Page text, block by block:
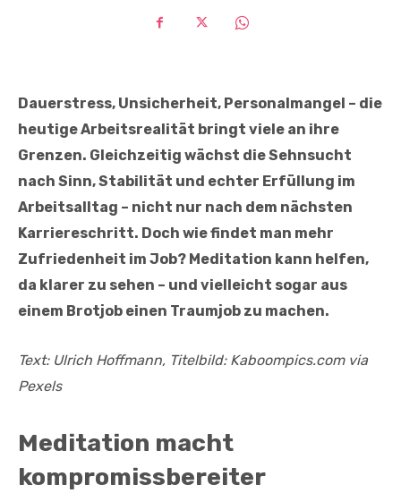
Dauerstress, Unsicherheit, Personalmangel – die
heutige Arbeitsrealität bringt viele an ihre
Grenzen. Gleichzeitig wächst die Sehnsucht
nach Sinn, Stabilität und echter Erfüllung im
Arbeitsalltag – nicht nur nach dem nächsten
Karriereschritt. Doch wie findet man mehr
Zufriedenheit im Job? Meditation kann helfen,
da klarer zu sehen – und vielleicht sogar aus
einem Brotjob einen Traumjob zu machen.
Text: Ulrich Hoffmann, Titelbild: Kaboompics.com via
Pexels
Meditation macht
kompromissbereiter